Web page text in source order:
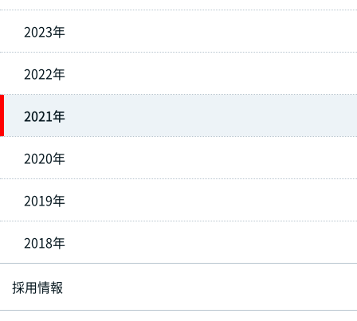
2023年
2022年
2021年
2020年
2019年
2018年
採用情報